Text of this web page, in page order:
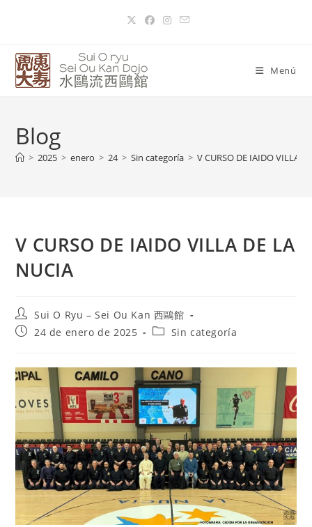
Menú
Blog
> 2025 > enero > 24 > Sin categoría > V CURSO DE IAIDO VILLA
V CURSO DE IAIDO VILLA DE LA
NUCIA
Sui O Ryu – Sei Ou Kan 西鷗館
24 de enero de 2025
Sin categoría